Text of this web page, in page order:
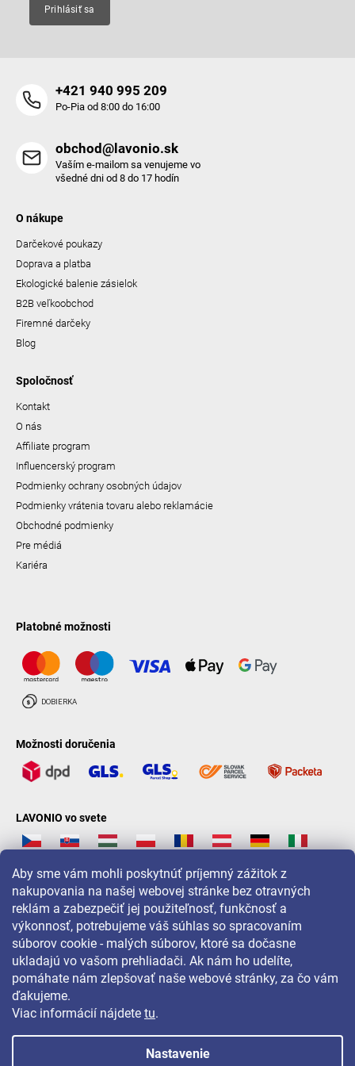
Aby sme vám mohli poskytnúť príjemný zážitok z
nakupovania na našej webovej stránke bez otravných
reklám a zabezpečiť jej použiteľnosť, funkčnosť a
výkonnosť, potrebujeme váš súhlas so spracovaním
súborov cookie - malých súborov, ktoré sa dočasne
ukladajú vo vašom prehliadači. Ak nám ho udelíte,
pomáhate nám zlepšovať naše webové stránky, za čo vám
ďakujeme.
Viac informácií nájdete tu.
Nastavenie
Prihlásiť sa
+421 940 995 209
Po-Pia od 8:00 do 16:00
obchod@lavonio.sk
Vaším e-mailom sa venujeme vo
všedné dni od 8 do 17 hodín
O nákupe
Darčekové poukazy
Doprava a platba
Ekologické balenie zásielok
B2B veľkoobchod
Firemné darčeky
Blog
Spoločnosť
Kontakt
O nás
Affiliate program
Influencerský program
Podmienky ochrany osobných údajov
Podmienky vrátenia tovaru alebo reklamácie
Obchodné podmienky
Pre médiá
Kariéra
Platobné možnosti
Možnosti doručenia
LAVONIO vo svete
Pre akcie, súťaže a zľavy nás sledujte na: